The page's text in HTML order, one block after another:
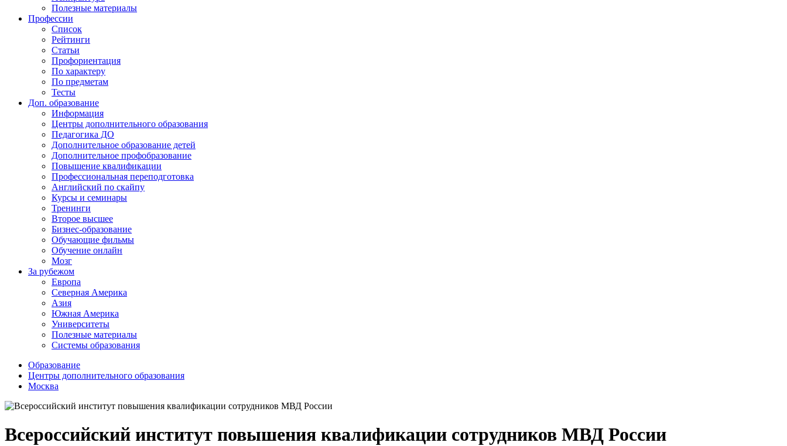
Полезные материалы
Профессии
Список
Рейтинги
Статьи
Профориентация
По характеру
По предметам
Тесты
Доп. образование
Информация
Центры дополнительного образования
Педагогика ДО
Дополнительное образование детей
Дополнительное профобразование
Повышение квалификации
Профессиональная переподготовка
Английский по скайпу
Курсы и семинары
Тренинги
Второе высшее
Бизнес-образование
Обучающие фильмы
Обучение онлайн
Мозг
За рубежом
Европа
Северная Америка
Азия
Южная Америка
Университеты
Полезные материалы
Системы образования
Образование
Центры дополнительного образования
Москва
Всероссийский институт повышения квалификации сотрудников МВД России